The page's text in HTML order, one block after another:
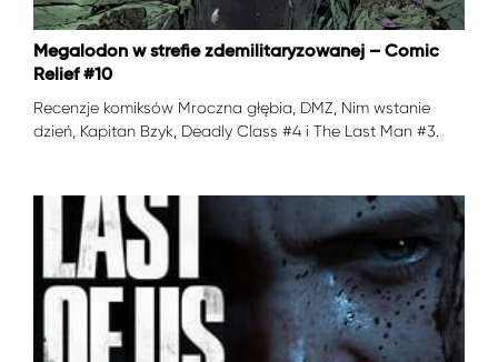
Megalodon w strefie zdemilitaryzowanej – Comic
Relief #10
Recenzje komiksów Mroczna głębia, DMZ, Nim wstanie
dzień, Kapitan Bzyk, Deadly Class #4 i The Last Man #3.